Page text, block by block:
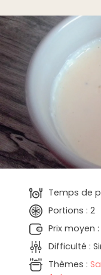
Temps de
Portions : 2
Prix moyen
Difficulté :
Thèmes :